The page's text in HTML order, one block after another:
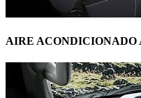
AIRE ACONDICIONADO